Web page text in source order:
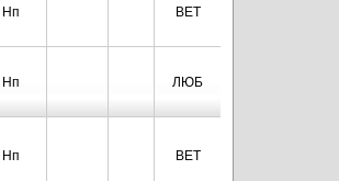
Нп ВЕТ
Нп ЛЮБ
Нп ВЕТ